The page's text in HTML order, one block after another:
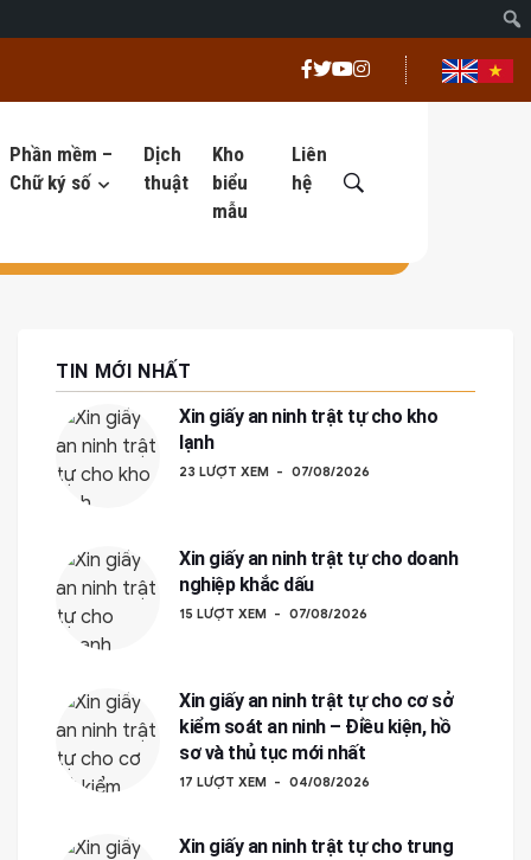
Phần mềm –
Chữ ký số
Dịch
thuật
Kho
biểu
mẫu
Liên
hệ
TIN MỚI NHẤT
Xin giấy an ninh trật tự cho kho
lạnh
23 LƯỢT XEM 07/08/2026
Xin giấy an ninh trật tự cho doanh
nghiệp khắc dấu
15 LƯỢT XEM 07/08/2026
Xin giấy an ninh trật tự cho cơ sở
kiểm soát an ninh – Điều kiện, hồ
sơ và thủ tục mới nhất
17 LƯỢT XEM 04/08/2026
Xin giấy an ninh trật tự cho trung